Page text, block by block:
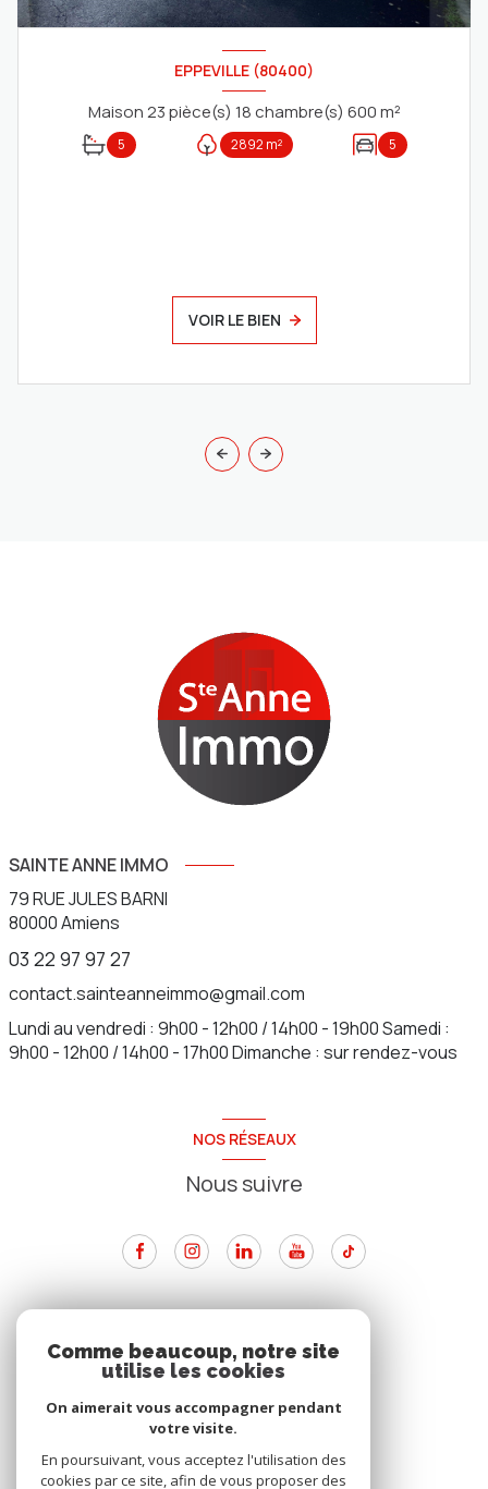
EPPEVILLE (80400)
Maison 23 pièce(s) 18 chambre(s) 600 m²
5 2892 m² 5
VOIR LE BIEN
SAINTE ANNE IMMO
79 RUE JULES BARNI
80000Amiens
03 22 97 97 27
contact.sainteanneimmo@gmail.com
Lundi au vendredi : 9h00 - 12h00 / 14h00 - 19h00 Samedi :
9h00 - 12h00 / 14h00 - 17h00 Dimanche : sur rendez-vous
NOS RÉSEAUX
Nous suivre
Nous adhérons
Comme beaucoup, notre site
utilise les cookies
On aimerait vous accompagner pendant
votre visite.
En poursuivant, vous acceptez l'utilisation des
cookies par ce site, afin de vous proposer des